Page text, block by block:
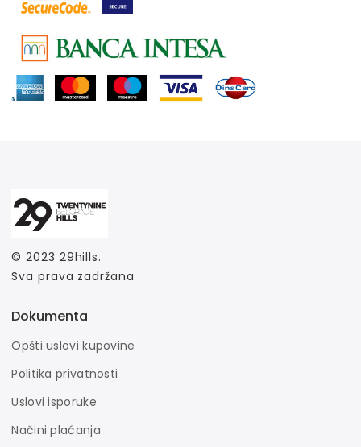
© 2023 29hills.
Sva prava zadržana
Dokumenta
Opšti uslovi kupovine
Politika privatnosti
Uslovi isporuke
Načini plaćanja